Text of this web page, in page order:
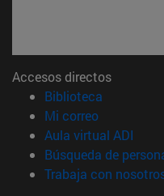
Accesos directos
Biblioteca
Mi correo(abre en
Aula virtual ADI
Búsqueda de
Trabaja con